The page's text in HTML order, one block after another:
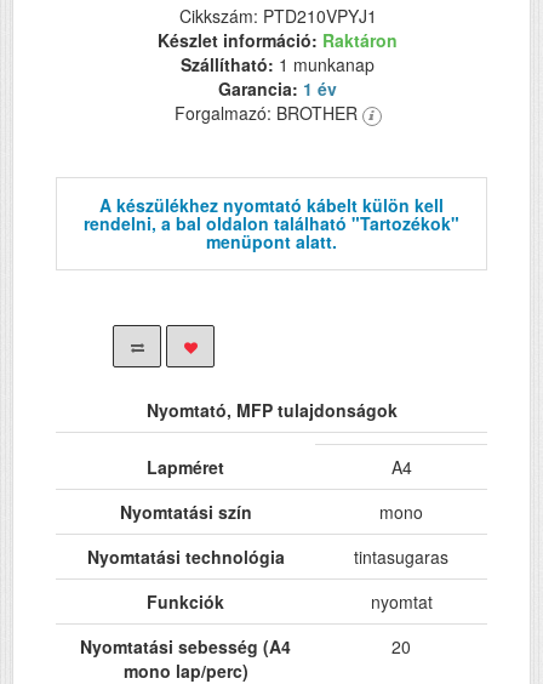
Cikkszám: PTD210VPYJ1
Készlet információ: Raktáron
Szállítható: 1 munkanap
Garancia: 1 év
Forgalmazó: BROTHER
A készülékhez nyomtató kábelt külön kell
rendelni, a bal oldalon található "Tartozékok"
menüpont alatt.
Nyomtató, MFP tulajdonságok
Lapméret
A4
Nyomtatási szín
mono
Nyomtatási technológia
tintasugaras
Funkciók
nyomtat
Nyomtatási sebesség (A4
mono lap/perc)
20